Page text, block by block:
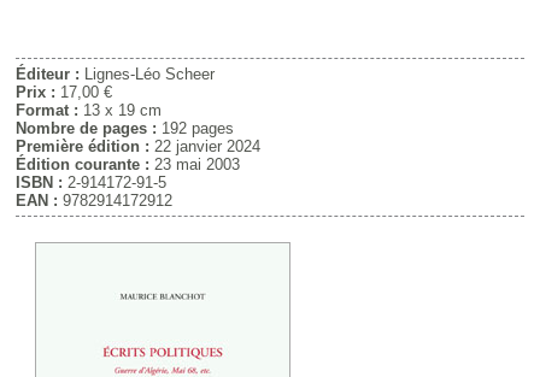
Éditeur :
Lignes-Léo Scheer
Prix : 17,00 €
Format : 13 x 19 cm
Nombre de pages : 192 pages
Première édition : 22 janvier 2024
Édition courante : 23 mai 2003
ISBN : 2-914172-91-5
EAN : 9782914172912